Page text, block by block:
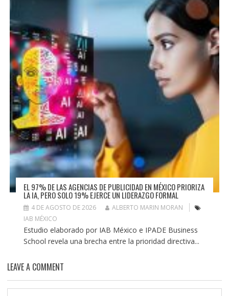
EL 97% DE LAS AGENCIAS DE PUBLICIDAD EN MÉXICO PRIORIZA
LA IA, PERO SOLO 19% EJERCE UN LIDERAZGO FORMAL
4 DE AGOSTO DE 2026
ALBERTO MARIN MORAN
IAB MÉXICO
Estudio elaborado por IAB México e IPADE Business
School revela una brecha entre la prioridad directiva...
LEAVE A COMMENT